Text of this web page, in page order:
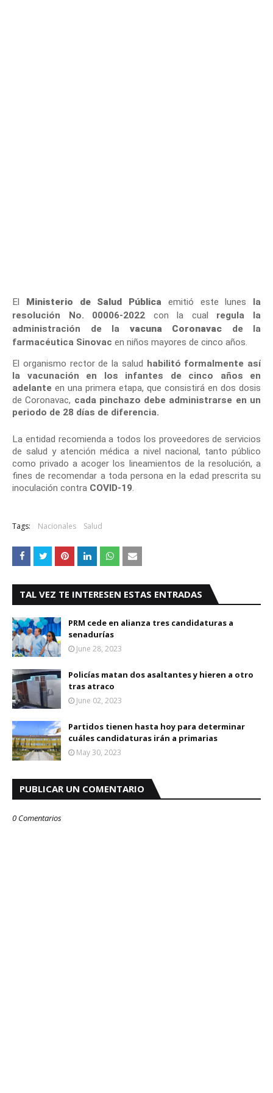
El Ministerio de Salud Pública emitió este lunes
la
resolución No. 00006-2022 con la cual
regula la
administración de la vacuna Coronavac de la
farmacéutica Sinovac en niños mayores de cinco años.
El organismo rector de la salud habilitó formalmente así
la vacunación en los infantes de cinco años en
adelante en una primera etapa, que consistirá en dos dosis
de Coronavac, cada pinchazo debe administrarse en un
periodo de 28 días de diferencia.
La entidad recomienda a todos los proveedores de servicios
de salud y atención médica a nivel nacional, tanto público
como privado a acoger los lineamientos de la resolución, a
fines de recomendar a toda persona en la edad prescrita su
inoculación contra COVID-19.
Tags: Nacionales Salud
TAL VEZ TE INTERESEN ESTAS ENTRADAS
PRM cede en alianza tres candidaturas a
senadurías
June 28, 2023
Policías matan dos asaltantes y hieren a otro
tras atraco
June 02, 2023
Partidos tienen hasta hoy para determinar
cuáles candidaturas irán a primarias
May 30, 2023
PUBLICAR UN COMENTARIO
0 Comentarios